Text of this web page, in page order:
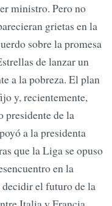
ministro. Pero no
grietas en la
sobre la promesa
de lanzar un
a la pobreza. El plan
y, recientemente,
presidente de la
a la presidenta
que la Liga se opuso
en la
el futuro de la